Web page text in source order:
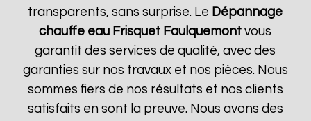
transparents, sans surprise. Le Dépannage
chauffe eau Frisquet Faulquemont vous
garantit des services de qualité, avec des
garanties sur nos travaux et nos pièces. Nous
sommes fiers de nos résultats et nos clients
satisfaits en sont la preuve. Nous avons des